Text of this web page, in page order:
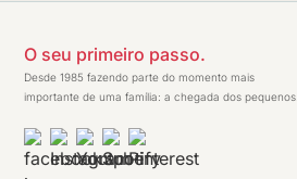
O seu primeiro passo.
Desde 1985 fazendo parte do momento mais
importante de uma família: a chegada dos pequenos.